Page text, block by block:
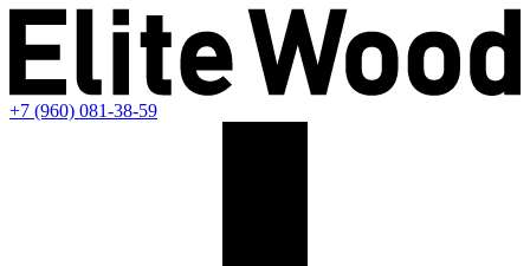
+7 (960) 081-38-59